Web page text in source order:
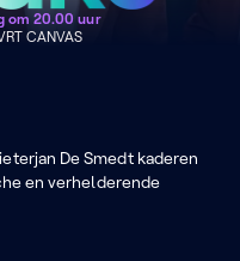
om 20.00 uur
CANVAS
De Smedt kaderen
en verhelderende